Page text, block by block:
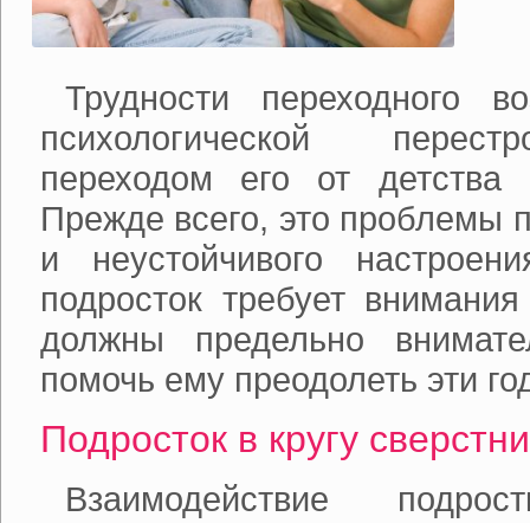
Трудности переходного
психологической
переходом его от детства
Прежде всего, это проблемы
и неустойчивого
подросток требует
должны предельно
помочь ему преодолеть эти
Подросток в кругу
Взаимодействие